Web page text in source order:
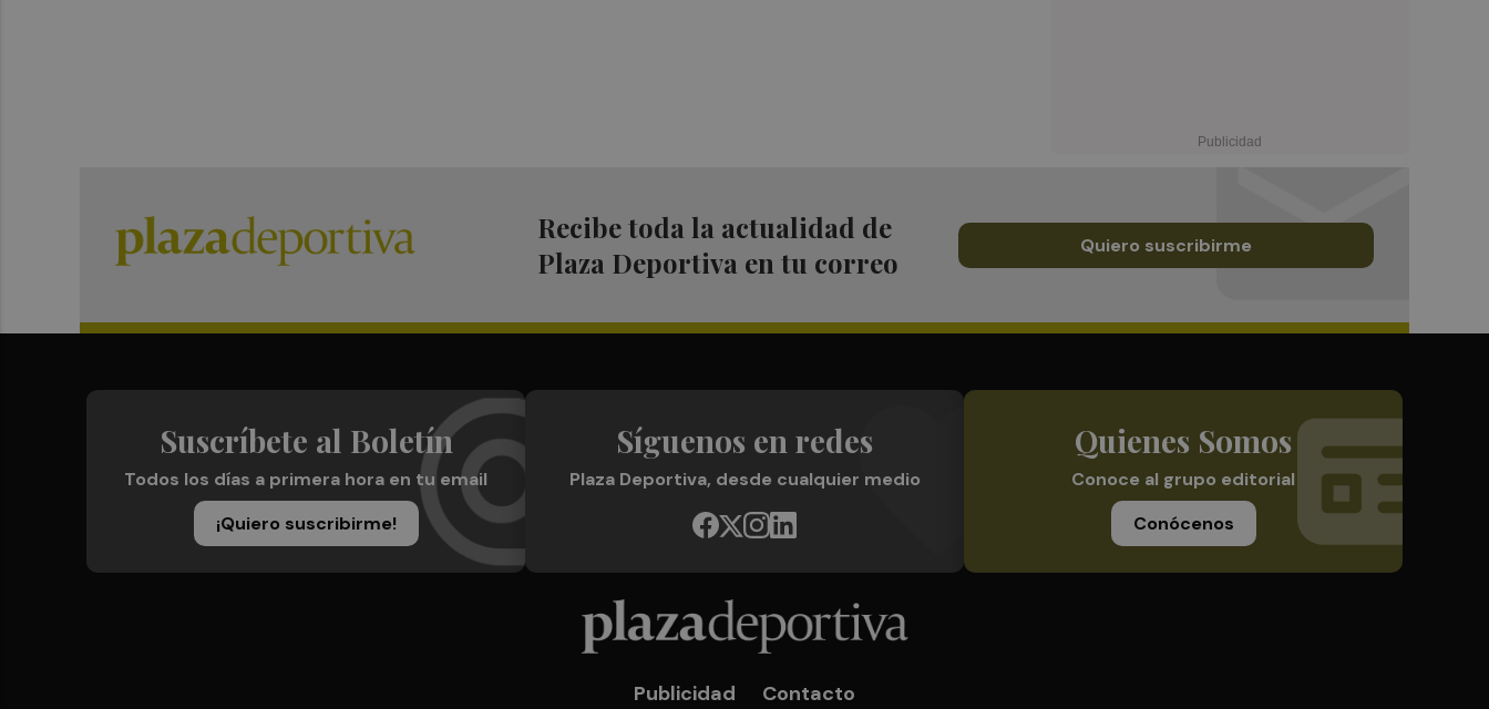
Recibe toda la actualidad de
Plaza Deportiva en tu correo
Quiero suscribirme
Suscríbete al Boletín
Todos los días a primera hora en tu email
¡Quiero suscribirme!
Síguenos en redes
Plaza Deportiva, desde cualquier medio
Quienes Somos
Conoce al grupo editorial
Conócenos
Publicidad Contacto